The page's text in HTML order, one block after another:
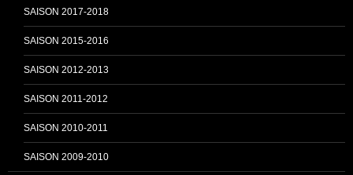
SAISON 2017-2018
SAISON 2015-2016
SAISON 2012-2013
SAISON 2011-2012
SAISON 2010-2011
SAISON 2009-2010